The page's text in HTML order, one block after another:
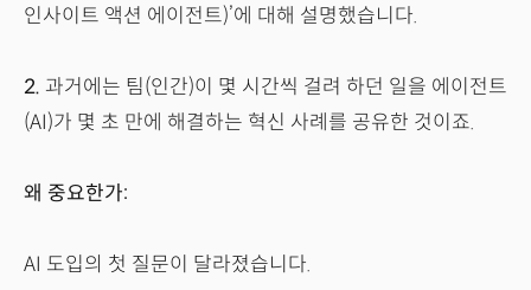
인사이트 액션 에이전트)’에 대해 설명했습니다.
2. 과거에는 팀(인간)이 몇 시간씩 걸려 하던 일을 에이전트
(AI)가 몇 초 만에 해결하는 혁신 사례를 공유한 것이죠.
왜 중요한가:
AI 도입의 첫 질문이 달라졌습니다.